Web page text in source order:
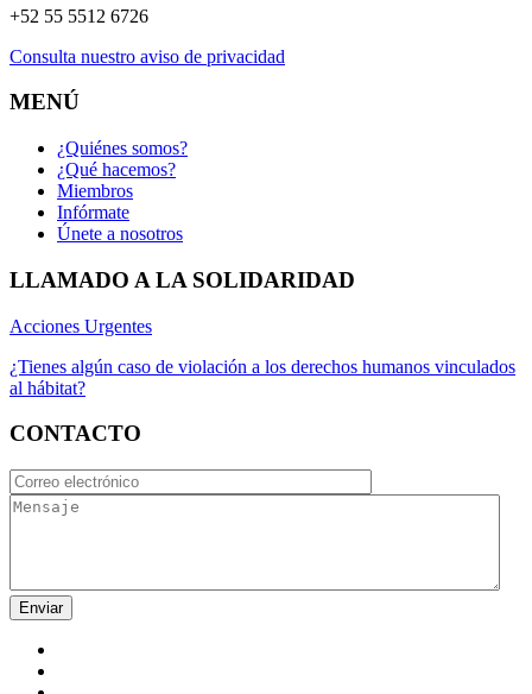
+52 55 5512 6726
Consulta nuestro aviso de privacidad
MENÚ
¿Quiénes somos?
¿Qué hacemos?
Miembros
Infórmate
Únete a nosotros
LLAMADO A LA SOLIDARIDAD
Acciones Urgentes
¿Tienes algún caso de violación a los derechos humanos vinculados
al hábitat?
CONTACTO
Enviar